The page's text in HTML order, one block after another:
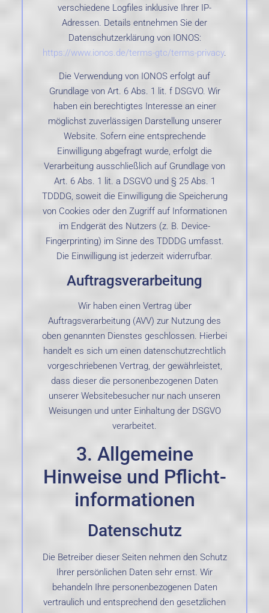
verschiedene Logfiles inklusive Ihrer IP-
Adressen. Details entnehmen Sie der
Datenschutzerklärung von IONOS:
https://www.ionos.de/terms-gtc/terms-privacy.
Die Verwendung von IONOS erfolgt auf
Grundlage von Art. 6 Abs. 1 lit. f DSGVO. Wir
haben ein berechtigtes Interesse an einer
möglichst zuverlässigen Darstellung unserer
Website. Sofern eine entsprechende
Einwilligung abgefragt wurde, erfolgt die
Verarbeitung ausschließlich auf Grundlage von
Art. 6 Abs. 1 lit. a DSGVO und § 25 Abs. 1
TDDDG, soweit die Einwilligung die Speicherung
von Cookies oder den Zugriff auf Informationen
im Endgerät des Nutzers (z. B. Device-
Fingerprinting) im Sinne des TDDDG umfasst.
Die Einwilligung ist jederzeit widerrufbar.
Auftragsverarbeitung
Wir haben einen Vertrag über
Auftragsverarbeitung (AVV) zur Nutzung des
oben genannten Dienstes geschlossen. Hierbei
handelt es sich um einen datenschutzrechtlich
vorgeschriebenen Vertrag, der gewährleistet,
dass dieser die personenbezogenen Daten
unserer Websitebesucher nur nach unseren
Weisungen und unter Einhaltung der DSGVO
verarbeitet.
3. Allgemeine
Hinweise und Pflicht­
informationen
Datenschutz
Die Betreiber dieser Seiten nehmen den Schutz
Ihrer persönlichen Daten sehr ernst. Wir
behandeln Ihre personenbezogenen Daten
vertraulich und entsprechend den gesetzlichen